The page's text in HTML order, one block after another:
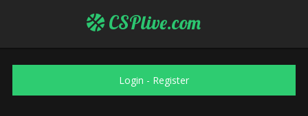
CSPlive.com
Login - Register